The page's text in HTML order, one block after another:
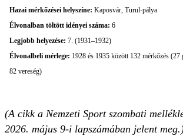
Hazai mérkőzései helyszíne: Kaposvár, Turul-pálya
Élvonalban töltött idényei száma: 6
Legjobb helyezése: 7. (1931–1932)
Élvonalbeli mérlege: 1928 és 1935 között 132 mérkőzés (27
82 vereség)
(A cikk a Nemzeti Sport szombati
2026. május 9-i lapszámában jelent